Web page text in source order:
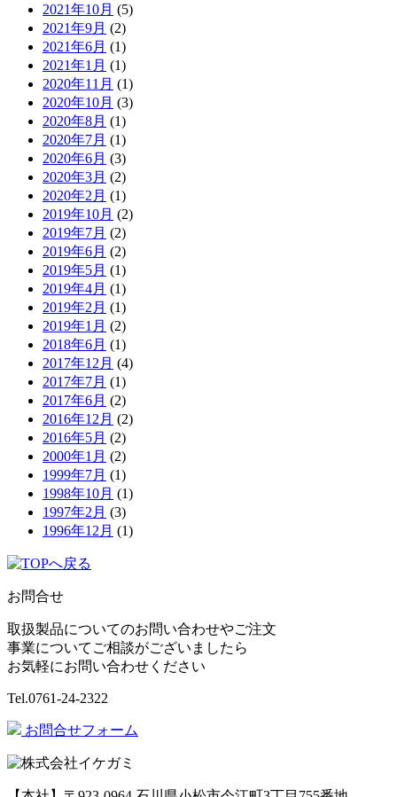
2021年10月 (5)
2021年9月 (2)
2021年6月 (1)
2021年1月 (1)
2020年11月 (1)
2020年10月 (3)
2020年8月 (1)
2020年7月 (1)
2020年6月 (3)
2020年3月 (2)
2020年2月 (1)
2019年10月 (2)
2019年7月 (2)
2019年6月 (2)
2019年5月 (1)
2019年4月 (1)
2019年2月 (1)
2019年1月 (2)
2018年6月 (1)
2017年12月 (4)
2017年7月 (1)
2017年6月 (2)
2016年12月 (2)
2016年5月 (2)
2000年1月 (2)
1999年7月 (1)
1998年10月 (1)
1997年2月 (3)
1996年12月 (1)
お問合せ
取扱製品についてのお問い合わせやご注文
事業についてご相談がございましたら
お気軽にお問い合わせください
Tel.0761-24-2322
お問合せフォーム